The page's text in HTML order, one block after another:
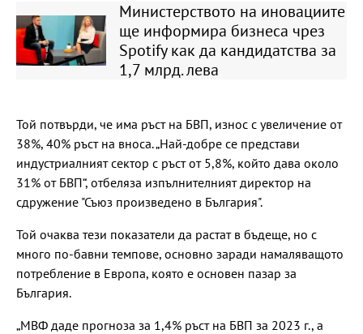
Министерството на иновациите
ще информира бизнеса чрез
Spotify как да кандидатства за
1,7 млрд. лева
Той потвърди, че има ръст на БВП, износ с увеличение от
38%, 40% ръст на вноса. „Най-добре се представи
индустриалният сектор с ръст от 5,8%, който дава около
31% от БВП“, отбеляза изпълнителният директор на
сдружение "Съюз произведено в България".
Той очаква тези показатели да растат в бъдеще, но с
много по-бавни темпове, основно заради намаляващото
потребление в Европа, която е основен пазар за
България.
„МВФ даде прогноза за 1,4% ръст на БВП за 2023 г., а